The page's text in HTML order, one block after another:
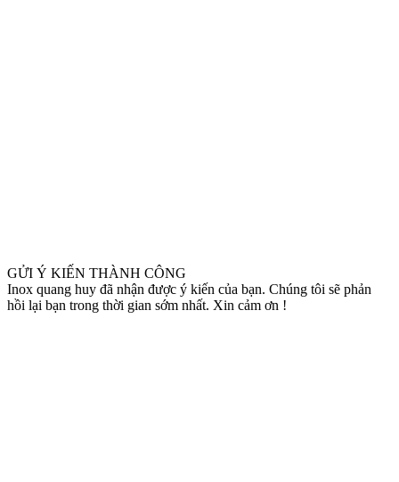
GỬI Ý KIẾN THÀNH CÔNG
Inox quang huy đã nhận được ý kiến của bạn. Chúng tôi sẽ phản
hồi lại bạn trong thời gian sớm nhất. Xin cảm ơn !